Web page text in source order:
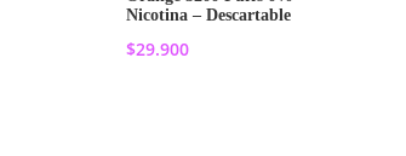
Nicotina – Descartable
$29.900